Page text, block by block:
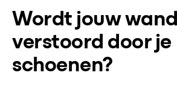
Wordt jouw
verstoord door je
schoenen?